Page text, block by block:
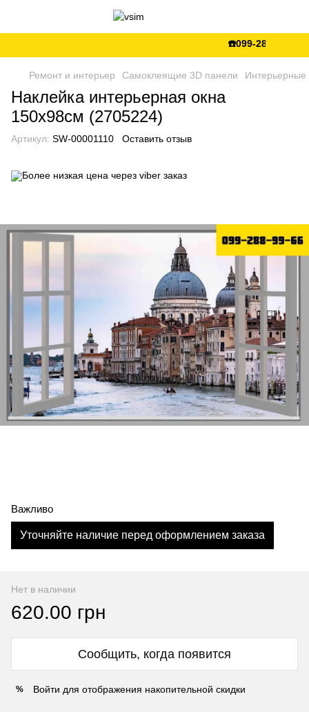
☎️099-288-99-66
Ремонт и интерьер Самоклеящие 3D панели Интерьерные
Наклейка интерьерная окна
150х98см (2705224)
Артикул: SW-00001110 Оставить отзыв
Важливо
Уточняйте наличие перед оформлением заказа
Нет в наличии
620.00 грн
Сообщить, когда появится
% Войти для отображения накопительной скидки